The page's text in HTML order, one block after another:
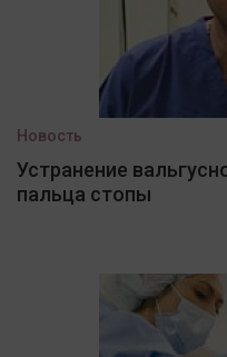
Новость
Устранение
пальца стопы